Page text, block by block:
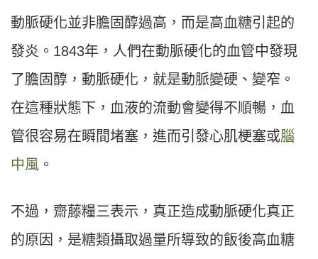
動脈硬化並非膽固醇過高，而是高血糖引起的
發炎。1843年，人們在動脈硬化的血管中發現
了膽固醇，動脈硬化，就是動脈變硬、變窄。
在這種狀態下，血液的流動會變得不順暢，血
管很容易在瞬間堵塞，進而引發心肌梗塞或腦
中風 。
不過，齋藤糧三表示，真正造成動脈硬化真正
的原因，是糖類攝取過量所導致的飯後高血糖